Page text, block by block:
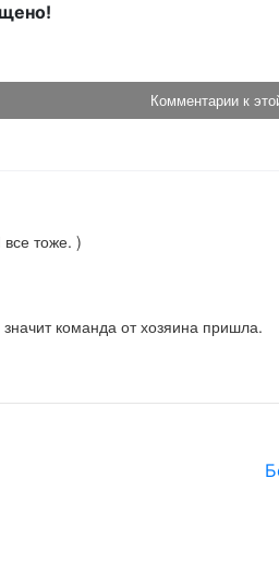
Комментарии к
тоже. )
команда от хозяина пришла.